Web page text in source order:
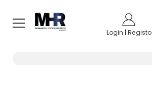
Login | Registo